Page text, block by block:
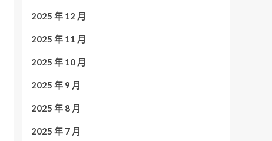
2025 年 12 月
2025 年 11 月
2025 年 10 月
2025 年 9 月
2025 年 8 月
2025 年 7 月